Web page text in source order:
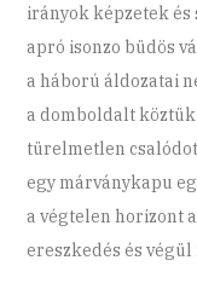
irányok képzetek
apró isonzo büdös
a háború áldozatai
a domboldalt
türelmetlen
egy márványkapu
a végtelen horizont
ereszkedés és